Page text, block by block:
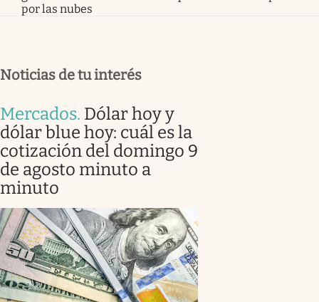
por las nubes
Noticias de tu interés
Mercados. Dólar hoy y
dólar blue hoy: cuál es la
cotización del domingo 9
de agosto minuto a
minuto